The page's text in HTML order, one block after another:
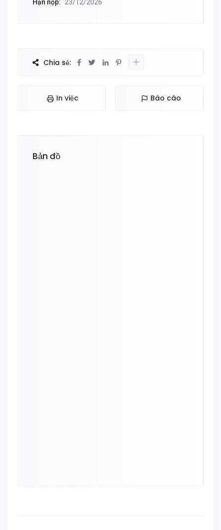
Hạn nộp: 23/12/2026
Chia sẻ:
In việc Báo cáo
Bản đồ